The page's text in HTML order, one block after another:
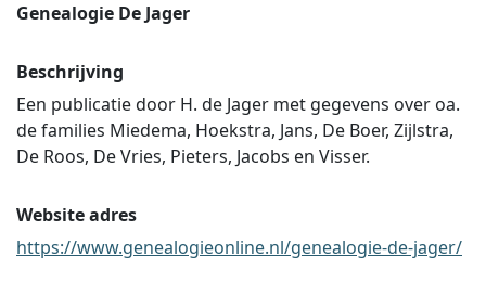
Genealogie De Jager
Beschrijving
Een publicatie door H. de Jager met gegevens over oa.
de families Miedema, Hoekstra, Jans, De Boer, Zijlstra,
De Roos, De Vries, Pieters, Jacobs en Visser.
Website adres
https://www.genealogieonline.nl/genealogie-de-jager/